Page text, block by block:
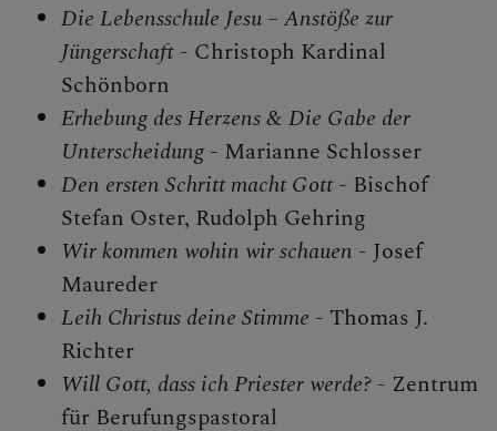
Die Lebensschule Jesu – Anstöße zur
Jüngerschaft - Christoph Kardinal
Schönborn
Erhebung des Herzens & Die Gabe der
Unterscheidung- Marianne Schlosser
Den ersten Schritt macht Gott- Bischof
Stefan Oster, Rudolph Gehring
Wir kommen wohin wir schauen - Josef
Maureder
Leih Christus deine Stimme - Thomas J.
Richter
Will Gott, dass ich Priester werde? - Zentrum
für Berufungspastoral